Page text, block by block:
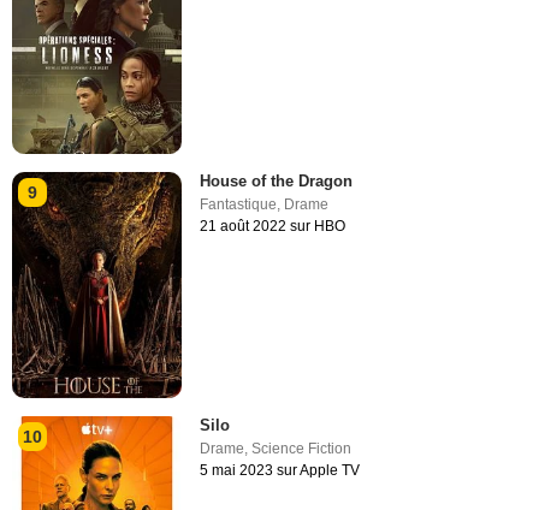
9
House of the Dragon
Fantastique, Drame
21 août 2022 sur HBO
10
Silo
Drame,Science Fiction
5 mai 2023 sur Apple TV